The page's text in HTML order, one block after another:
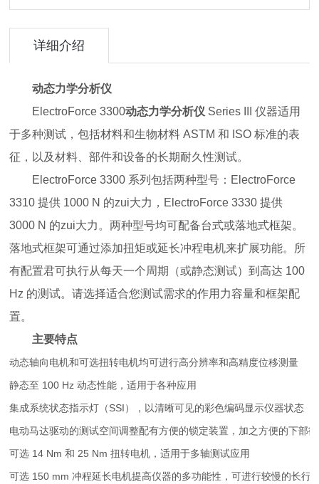
详细介绍
动态力学分析仪
ElectroForce 3300动态力学分析仪 Series III 仪器适用
于多种测试，包括材料和生物材料 ASTM 和 ISO 标准的表
征，以及材料、部件和设备的长期耐久性测试。
ElectroForce 3300 系列包括两种型号：ElectroForce
3310 提供 1000 N 的zui大力，ElectroForce 3330 提供
3000 N 的zui大力。两种型号均可配备台式或落地式框架。
落地式框架可通过添加扭矩或延长冲程电机来扩展功能。所
有配置君可执行从每天一个周期（或静态测试）到高达 100
Hz 的测试。请选择适合您测试需求的作用力容量和框架配
置。
主要特点
动态轴向电机和可选扭转电机均可进行高分辨率和高精度位移测量
静态至 100 Hz 动态性能，适用于各种应用
集成系统状态指示灯（SSI），以清晰可见的彩色编码显示仪器状态
电动马达驱动的测试空间调整配有方便的锁定装置，加之方便的下部
可选 14 Nm 和 25 Nm 扭转电机，适用于多轴测试应用
可选 150 mm 冲程延长电机提高仪器的多功能性，可进行较慢的长行